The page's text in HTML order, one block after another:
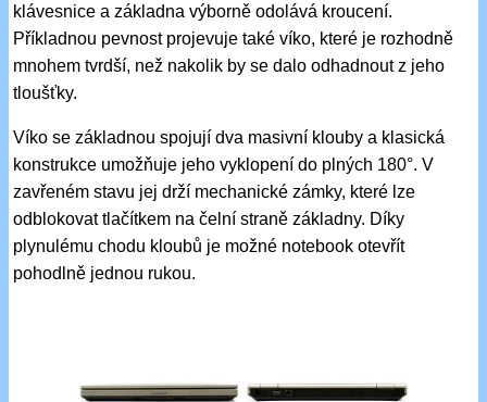
klávesnice a základna výborně odolává kroucení.
Příkladnou pevnost projevuje také víko, které je rozhodně
mnohem tvrdší, než nakolik by se dalo odhadnout z jeho
tloušťky.
Víko se základnou spojují dva masivní klouby a klasická
konstrukce umožňuje jeho vyklopení do plných 180°. V
zavřeném stavu jej drží mechanické zámky, které lze
odblokovat tlačítkem na čelní straně základny. Díky
plynulému chodu kloubů je možné notebook otevřít
pohodlně jednou rukou.